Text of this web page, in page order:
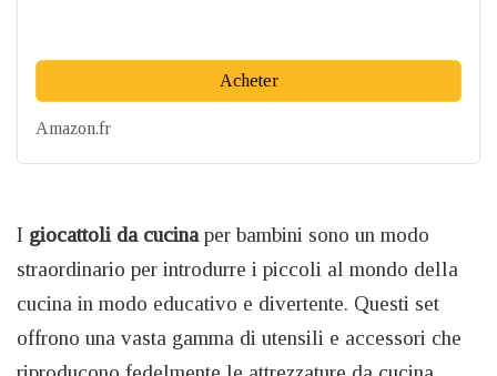
Acheter
Amazon.fr
I giocattoli da cucina per bambini sono un modo
straordinario per introdurre i piccoli al mondo della
cucina in modo educativo e divertente. Questi set
offrono una vasta gamma di utensili e accessori che